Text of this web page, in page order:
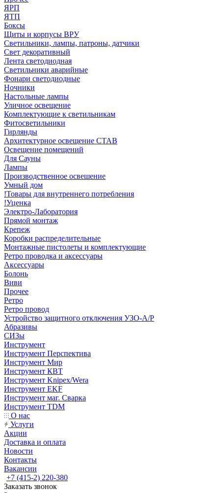
ЯРП
ЯТП
Боксы
Щиты и корпусы ВРУ
Светильники, лампы, патроны, датчики
Свет декоративный
Лента светодиодная
Светильники аварийные
Фонари светодиодные
Ночники
Настольные лампы
Уличное освещение
Комплектующие к светильникам
Фитосветильники
Гирлянды
Архитектурное освещение СТАВ
Освещение помещений
Для Сауны
Лампы
Производственное освешение
Умный дом
!Товары для внутреннего потребления
!Уценка
Электро-Лаборатория
Прямой монтаж
Крепеж
Коробки распределительные
Монтажные пистолеты и комплектующие
Ретро проводка и аксессуары
Аксессуары
Болонь
Виви
Прочее
Ретро
Ретро провод
Устройство защитного отключения УЗО-А/Р
Абразивы
СИЗы
Инструмент
Инструмент Перспектива
Инструмент Мир
Инструмент КВТ
Инструмент Knipex/Wera
Инструмент EKF
Инструмент маг. Сварка
Инструмент TDM
О нас
Услуги
Акции
Доставка и оплата
Новости
Контакты
Вакансии
+7 (415-2) 220-380
Заказать звонок